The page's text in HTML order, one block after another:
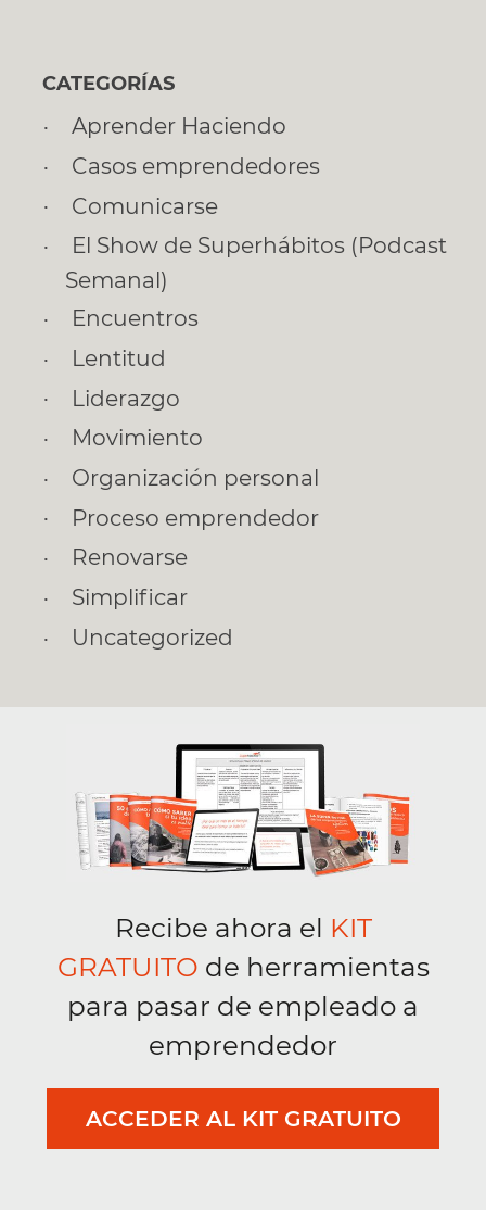
CATEGORÍAS
Aprender Haciendo
Casos emprendedores
Comunicarse
El Show de Superhábitos (Podcast
Semanal)
Encuentros
Lentitud
Liderazgo
Movimiento
Organización personal
Proceso emprendedor
Renovarse
Simplificar
Uncategorized
Recibe ahora el KIT
GRATUITO de herramientas
para pasar de empleado a
emprendedor
ACCEDER AL KIT GRATUITO